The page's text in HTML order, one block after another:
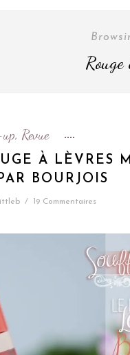
, Revue
À LÈVRES
BOURJOIS
/ 19 Commentaires